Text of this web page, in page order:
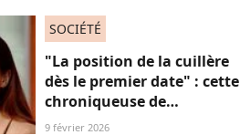
SOCIÉTÉ
"La position de la cuillère
dès le premier date" : cette
chroniqueuse de
Quotidien s'amuse de
9 février 2026